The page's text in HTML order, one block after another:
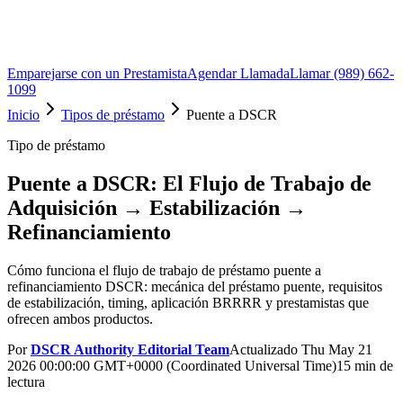
Emparejarse con un PrestamistaAgendar LlamadaLlamar (989) 662-
1099
Inicio
Tipos de préstamo
Puente a DSCR
Tipo de préstamo
Puente a DSCR: El Flujo de Trabajo de
Adquisición → Estabilización →
Refinanciamiento
Cómo funciona el flujo de trabajo de préstamo puente a
refinanciamiento DSCR: mecánica del préstamo puente, requisitos
de estabilización, timing, aplicación BRRRR y prestamistas que
ofrecen ambos productos.
PorDSCR Authority Editorial TeamActualizado Thu May 21
2026 00:00:00 GMT+0000 (Coordinated Universal Time)15 min de
lectura